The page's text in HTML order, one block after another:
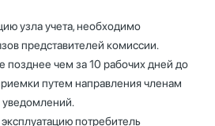
узла учета, необходимо
представителей комиссии.
позднее чем за 10 рабочих дней до
путем направления членам
потребитель